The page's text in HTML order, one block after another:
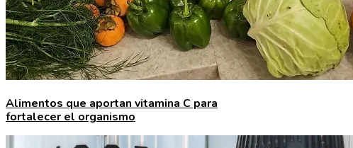
Alimentos que aportan vitamina C para
fortalecer el organismo